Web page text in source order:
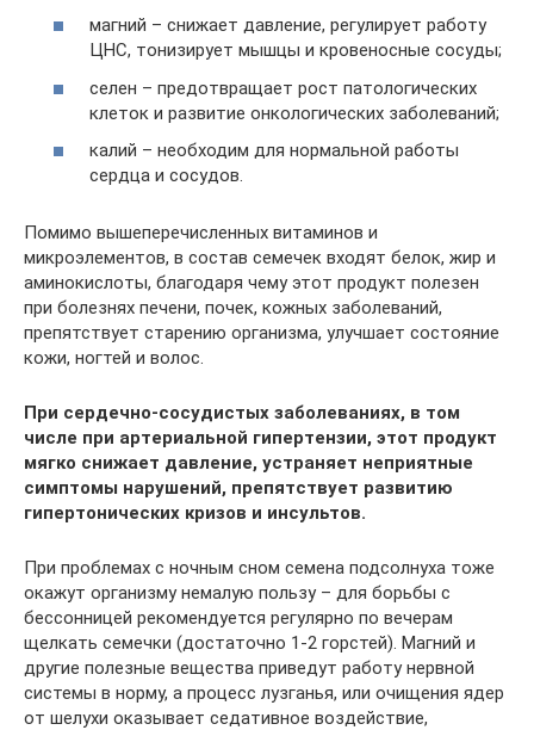
магний – снижает давление, регулирует работу
ЦНС, тонизирует мышцы и кровеносные сосуды;
селен – предотвращает рост патологических
клеток и развитие онкологических заболеваний;
калий – необходим для нормальной работы
сердца и сосудов.
Помимо вышеперечисленных витаминов и
микроэлементов, в состав семечек входят белок, жир и
аминокислоты, благодаря чему этот продукт полезен
при болезнях печени, почек, кожных заболеваний,
препятствует старению организма, улучшает состояние
кожи, ногтей и волос.
При сердечно-сосудистых заболеваниях, в том
числе при артериальной гипертензии, этот продукт
мягко снижает давление, устраняет неприятные
симптомы нарушений, препятствует развитию
гипертонических кризов и инсультов.
При проблемах с ночным сном семена подсолнуха тоже
окажут организму немалую пользу – для борьбы с
бессонницей рекомендуется регулярно по вечерам
щелкать семечки (достаточно 1-2 горстей). Магний и
другие полезные вещества приведут работу нервной
системы в норму, а процесс лузганья, или очищения ядер
от шелухи оказывает седативное воздействие,